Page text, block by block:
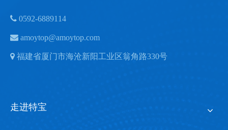
 0592-6889114
 amoytop@amoytop.com
 福建省厦门市海沧新阳工业区翁角路330号
走进特宝